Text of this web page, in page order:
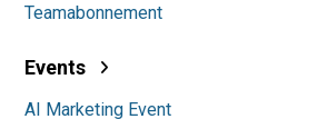
Teamabonnement
Events
AI Marketing Event